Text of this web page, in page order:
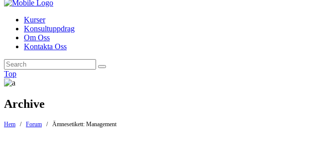
Kurser
Konsultuppdrag
Om Oss
Kontakta Oss
Top
Archive
Hem / Forum / Ämnesetikett: Management